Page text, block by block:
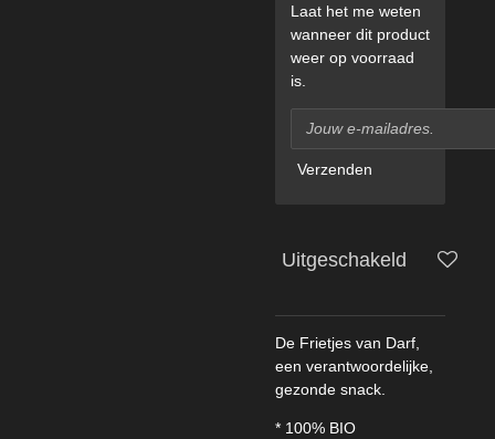
Laat het me weten
wanneer dit product
weer op voorraad
is.
Verzenden
Uitgeschakeld
De Frietjes van Darf,
een verantwoordelijke,
gezonde snack.
* 100% BIO